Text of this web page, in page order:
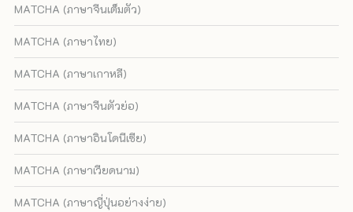
MATCHA (ภาษาจีนเต็มตัว)
MATCHA (ภาษาไทย)
MATCHA (ภาษาเกาหลี)
MATCHA (ภาษาจีนตัวย่อ)
MATCHA (ภาษาอินโดนีเซีย)
MATCHA (ภาษาเวียดนาม)
MATCHA (ภาษาญี่ปุ่นอย่างง่าย)